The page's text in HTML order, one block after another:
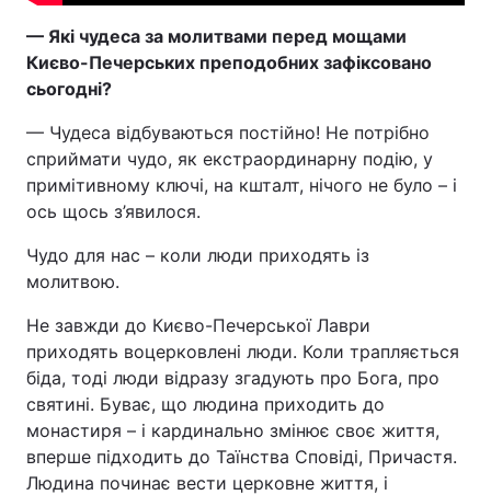
— Які чудеса за молитвами перед мощами
Києво-Печерських преподобних зафіксовано
сьогодні?
— Чудеса відбуваються постійно! Не потрібно
сприймати чудо, як екстраординарну подію, у
примітивному ключі, на кшталт, нічого не було – і
ось щось з’явилося.
Чудо для нас – коли люди приходять із
молитвою.
Не завжди до Києво-Печерської Лаври
приходять воцерковлені люди. Коли трапляється
біда, тоді люди відразу згадують про Бога, про
святині. Буває, що людина приходить до
монастиря – і кардинально змінює своє життя,
вперше підходить до Таїнства Сповіді, Причастя.
Людина починає вести церковне життя, і